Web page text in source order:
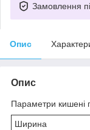
Замовлення
Опис
Опис
Параметри кишені
Ширина